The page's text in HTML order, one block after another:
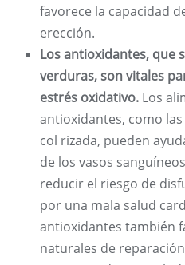
favorece la capacidad
erección.
Los antioxidantes, que
verduras, son vitales
estrés oxidativo. Los
antioxidantes, como las
col rizada, pueden
de los vasos
reducir el riesgo de
por una mala salud
antioxidantes también
naturales de